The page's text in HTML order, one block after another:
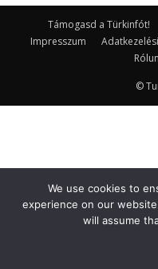
Támogasd a Türkinfót!
Impresszum
©
We use cookies to
experience on our
will assume